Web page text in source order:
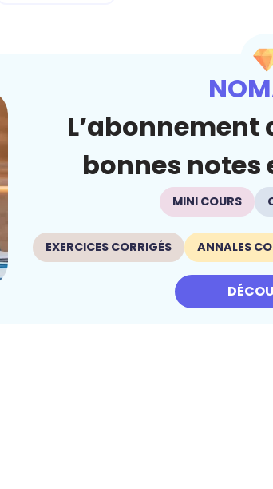
L’abonnement
bonnes notes
MINI COURS
EXERCICES CORRIGÉS ANNALES